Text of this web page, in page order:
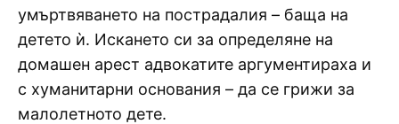
умъртвяването на пострадалия – баща на
детето ѝ. Искането си за определяне на
домашен арест адвокатите аргументираха и
с хуманитарни основания – да се грижи за
малолетното дете.